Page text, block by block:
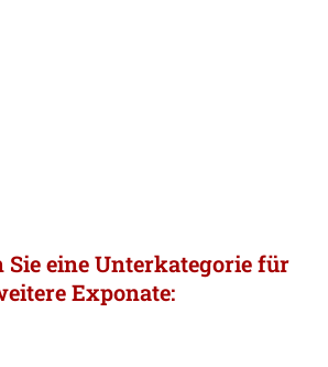
Sie eine Unterkategorie für
Exponate: